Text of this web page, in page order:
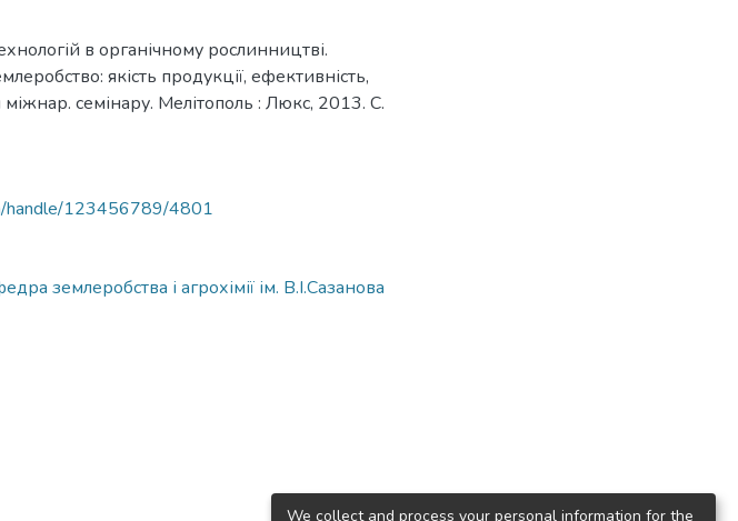
в органічному рослинництві.
якість продукції, ефективність,
семінару. Мелітополь : Люкс, 2013. С.
handle/123456789/4801
землеробства і агрохімії ім. В.І.Сазанова
We collect and process your personal information for the